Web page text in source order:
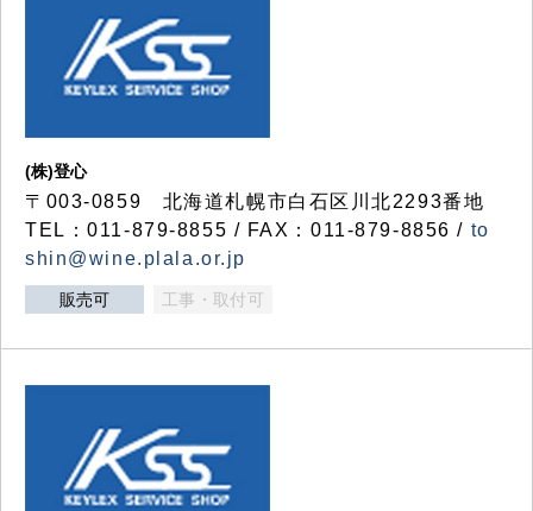
(株)登心
〒003-0859 北海道札幌市白石区川北2293番地
TEL：011-879-8855 / FAX：011-879-8856 / to
shin@wine.plala.or.jp
販売可 工事・取付可